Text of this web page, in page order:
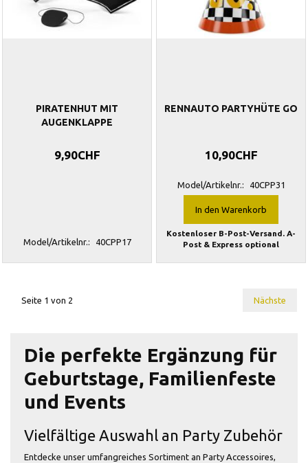
PIRATENHUT MIT
AUGENKLAPPE
9,90CHF
Model/Artikelnr.: 40CPP17
RENNAUTO PARTYHÜTE GO
10,90CHF
Model/Artikelnr.: 40CPP31
In den Warenkorb
Kostenloser B-Post-Versand. A-
Post & Express optional
Seite 1 von 2 Nächste
Die perfekte Ergänzung für
Geburtstage, Familienfeste
und Events
Vielfältige Auswahl an Party Zubehör
Entdecke unser umfangreiches Sortiment an Party Accessoires,